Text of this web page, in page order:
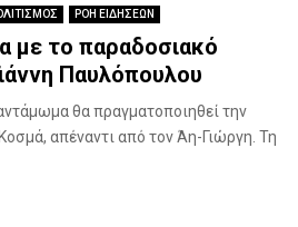
ΡΟΗ ΕΙΔΗΣΕΩΝ
με το παραδοσιακό
Παυλόπουλου
θα πραγματοποιηθεί την
απέναντι από τον Άη-Γιώργη. Τη